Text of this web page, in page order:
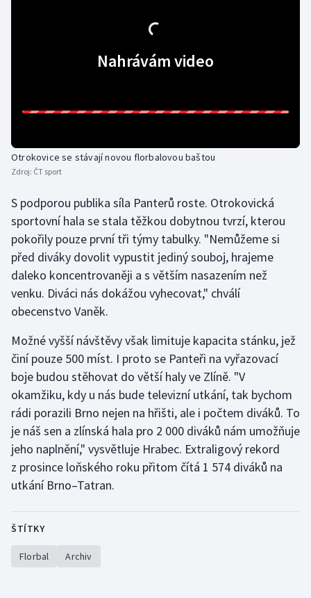
Sportovní střelba
Stolní tenis
Triatlon
Veslování
Vodní slalom
Volejbal
Ostatní
Nahrávám video
Otrokovice se stávají novou florbalovou baštou
Zdroj: ČT sport
S podporou publika síla Panterů roste. Otrokovická
sportovní hala se stala těžkou dobytnou tvrzí, kterou
pokořily pouze první tři týmy tabulky. "Nemůžeme si
před diváky dovolit vypustit jediný souboj, hrajeme
daleko koncentrovaněji a s větším nasazením než
venku. Diváci nás dokážou vyhecovat," chválí
obecenstvo Vaněk.
Možné vyšší návštěvy však limituje kapacita stánku, jež
činí pouze 500 míst. I proto se Panteři na vyřazovací
boje budou stěhovat do větší haly ve Zlíně. "V
okamžiku, kdy u nás bude televizní utkání, tak bychom
rádi porazili Brno nejen na hřišti, ale i počtem diváků. To
je náš sen a zlínská hala pro 2 000 diváků nám umožňuje
jeho naplnění," vysvětluje Hrabec. Extraligový rekord
z prosince loňského roku přitom čítá 1 574 diváků na
utkání Brno–Tatran.
ŠTÍTKY
Florbal Archiv